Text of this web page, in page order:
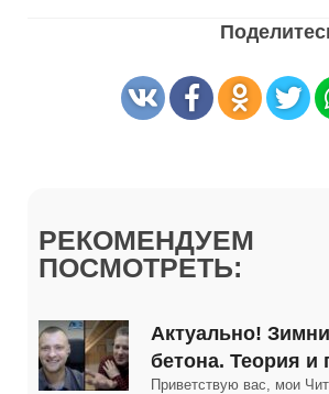
РЕКОМЕНДУЕМ
ПОСМОТРЕТЬ:
Актуально!
бетона. Теория и
Приветствую вас, мои